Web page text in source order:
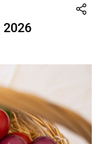
2026